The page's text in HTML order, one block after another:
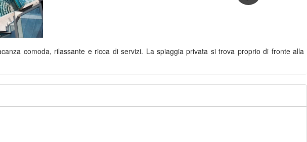
comoda, rilassante e ricca di servizi. La spiaggia privata si trova proprio di fronte alla